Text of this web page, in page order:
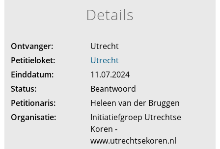
Details
Ontvanger:
Utrecht
Petitieloket:
Utrecht
Einddatum:
11.07.2024
Status:
Beantwoord
Petitionaris:
Heleen van der Bruggen
Organisatie:
Initiatiefgroep Utrechtse
Koren -
www.utrechtsekoren.nl